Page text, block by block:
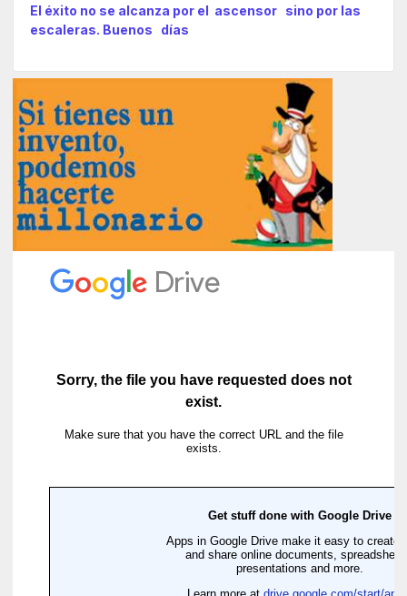
El éxito no se alcanza por el ascensor sino por las
escaleras. Buenos días